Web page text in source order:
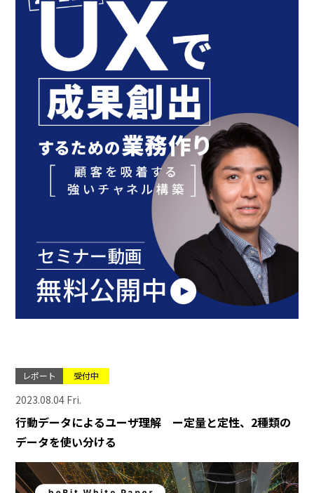
レポート 受付中
2023.08.04 Fri.
行動データによるユーザ理解 ー定量と定性、2種類の
データを使い分ける